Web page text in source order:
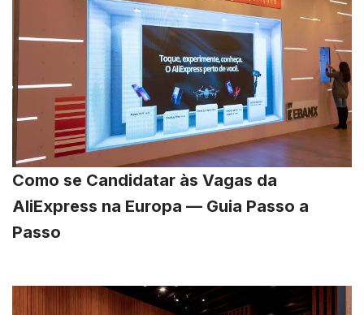
Como se Candidatar às Vagas da
AliExpress na Europa — Guia Passo a
Passo